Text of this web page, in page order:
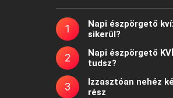
Napi észpörgető
sikerül?
Napi észpörgető
tudsz?
Izzasztóan nehéz
rész